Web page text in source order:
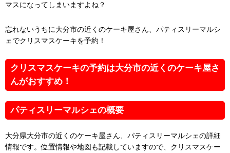
マスになってしまいますよね？
忘れないうちに大分市の近くのケーキ屋さん、パティスリーマルシ
ェでクリスマスケーキを予約！
クリスマスケーキの予約は大分市の近くのケーキ屋さ
んがおすすめ！
パティスリーマルシェの概要
大分県大分市の近くのケーキ屋さん、パティスリーマルシェの詳細
情報です。位置情報や地図も記載していますので、クリスマスケー